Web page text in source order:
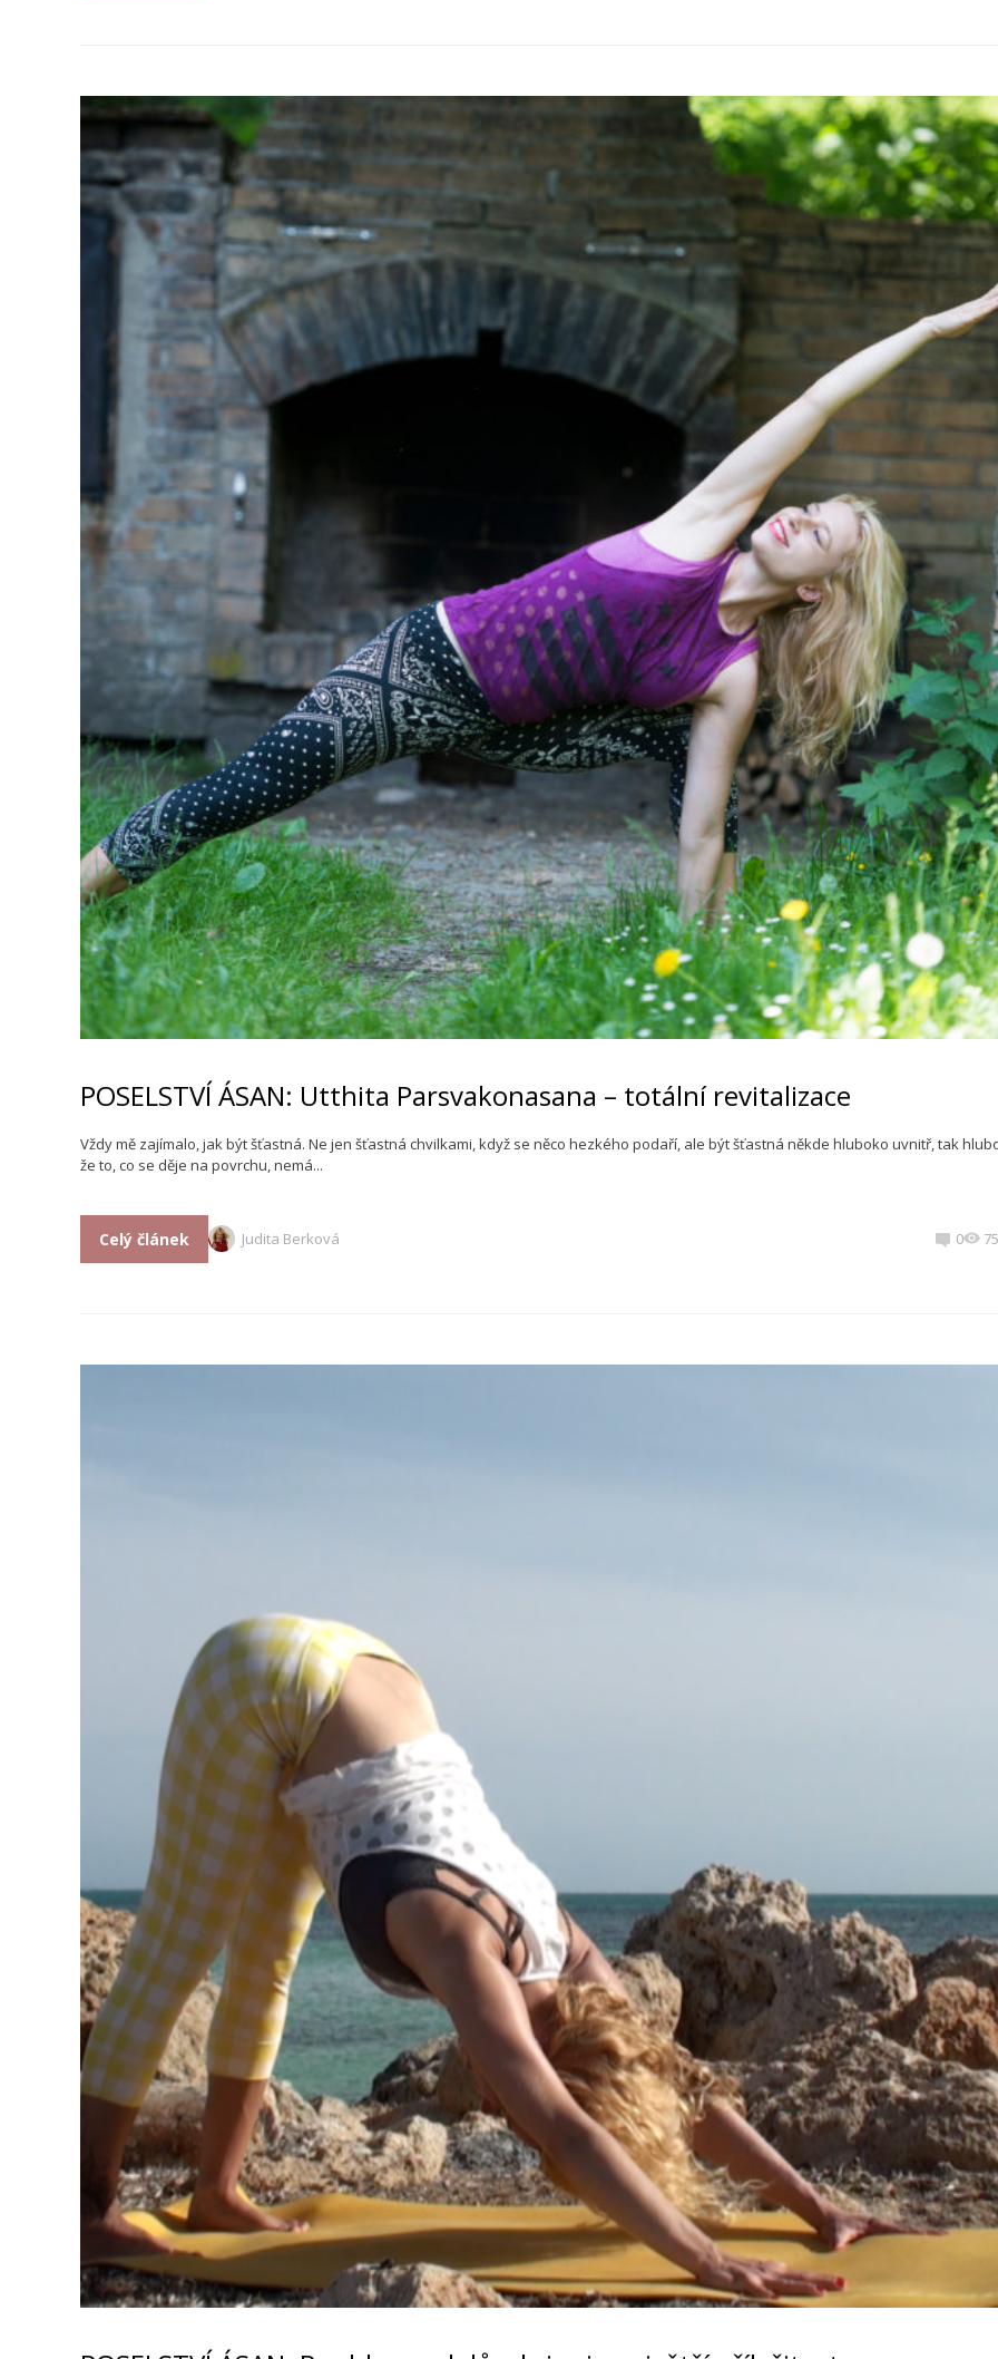
POSELSTVÍ ÁSAN: Utthita Parsvakonasana – totální revitalizace
Vždy mě zajímalo, jak být šťastná. Ne jen šťastná chvilkami, když se něco hezkého podaří, ale být šťastná někde hluboko uvnitř, tak
že to, co se děje na povrchu, nemá...
Celý článek Judita Berková 0